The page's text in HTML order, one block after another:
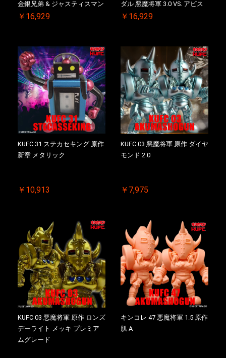
金銀兄弟 & ジャスティスマン
2.0 初回シリアルNO.入 ケース
￥16,929
ダル 悪魔将軍 3.0 VS. アビス
マン 初回シリアルNO.入 ケー
￥16,929
KUFC 31 ステカセキング 原作
新章 メタリック
￥10,913
KUFC 03 悪魔将軍 原作 ダイヤ
モンド 2.0
￥7,975
KUFC 03 悪魔将軍 原作 ロンズ
デーライト メッキ プレミア
ムグレード
キンコレ 47 悪魔将軍 1.5 原作
肌 A